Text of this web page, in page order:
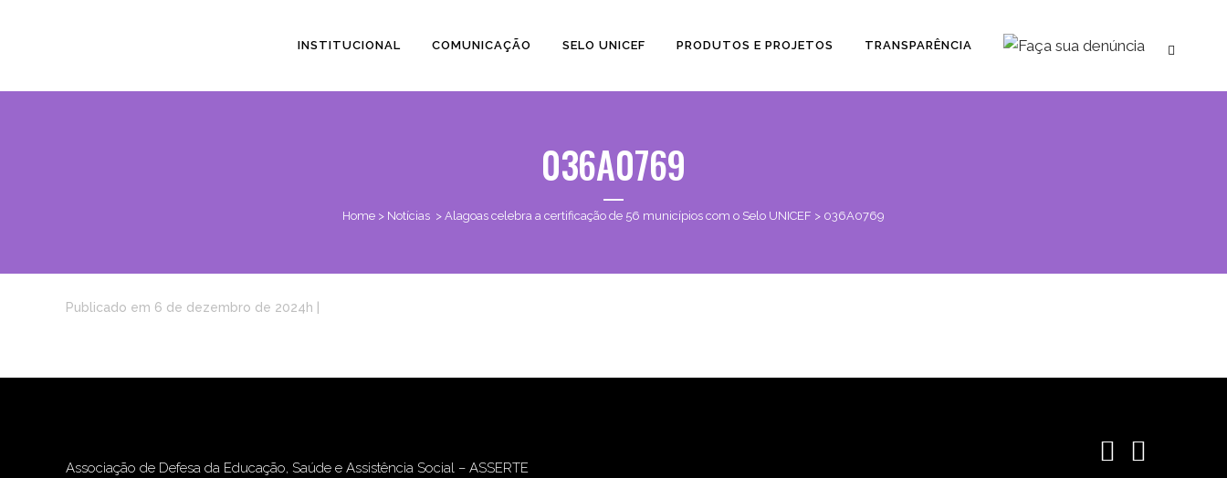
INSTITUCIONAL COMUNICAÇÃO SELO UNICEF PRODUTOS E PROJETOS TRANSPARÊNCIA
036A0769
Home > Notícias > Alagoas celebra a certificação de 56 municípios com o Selo UNICEF > 036A0769
Publicado em 6 de dezembro de 2024h
Associação de Defesa da Educação, Saúde e Assistência Social – ASSERTE